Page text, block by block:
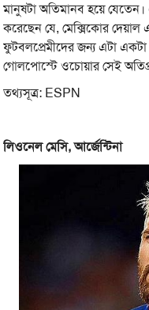
মানুষটা অতিমানব হয়ে
করেছেন যে, মেক্সিকোর দেয়াল
ফুটবলপ্রেমীদের জন্য এটা
গোলপোস্টে ওচোয়ার সেই
তথ্যসূত্র: ESPN
লিওনেল মেসি, আর্জেন্টিনা